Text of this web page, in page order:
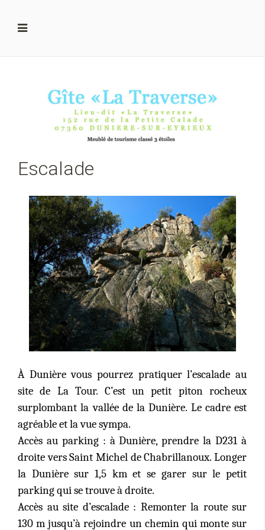
Escalade
À Dunière vous pourrez pratiquer l’escalade au
site de La Tour. C’est un petit piton rocheux
surplombant la vallée de la Dunière. Le cadre est
agréable et la vue sympa.
Accès au parking : à Dunière, prendre la D231 à
droite vers Saint Michel de Chabrillanoux. Longer
la Dunière sur 1,5 km et se garer sur le petit
parking qui se trouve à droite.
Accès au site d’escalade : Remonter la route sur
130 m jusqu’à rejoindre un chemin qui monte sur